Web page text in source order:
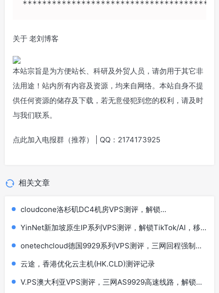
关于 老刘博客
本站宗旨是为方便站长、科研及外贸人员，请勿用于其它非
法用途！站内所有内容及资源，均来自网络。本站自身不提
供任何资源的储存及下载，若无意侵犯到您的权利，请及时
与我们联系。
点此加入电报群（推荐） | QQ：2174173925
相关文章
cloudcone洛杉矶DC4机房VPS测评，解锁
YinNet新加坡原生IP系列VPS测评，解锁TikTok/AI，移
onetechcloud德国9929系列VPS测评，三网回程强制
云途，香港优化云主机(HK.CLD)测评记录
V.PS澳大利亚VPS测评，三网AS9929高速线路，解锁